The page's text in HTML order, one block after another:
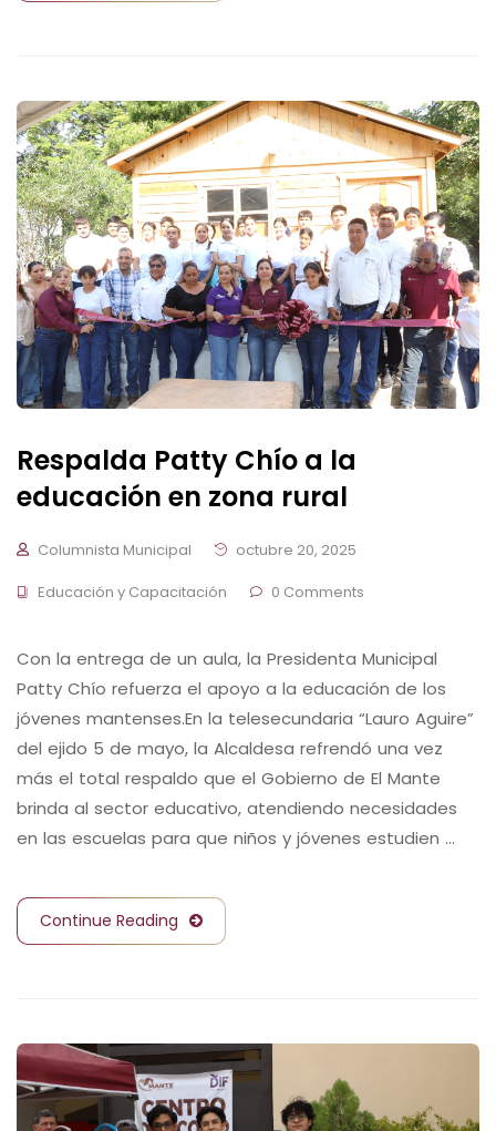
Respalda Patty Chío a la
educación en zona rural
Columnista Municipal
octubre 20, 2025
Educación y Capacitación
0 Comments
Con la entrega de un aula, la Presidenta Municipal
Patty Chío refuerza el apoyo a la educación de los
jóvenes mantenses.En la telesecundaria “Lauro Aguire”
del ejido 5 de mayo, la Alcaldesa refrendó una vez
más el total respaldo que el Gobierno de El Mante
brinda al sector educativo, atendiendo necesidades
en las escuelas para que niños y jóvenes estudien …
Continue Reading